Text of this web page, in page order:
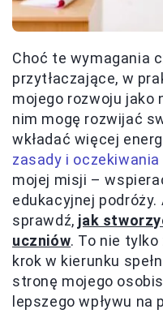
Choć te wymagania
przytłaczające, w
mojego rozwoju jako
nim mogę rozwijać
wkładać więcej
zasady i oczekiwania
mojej misji –
edukacyjnej
sprawdź, jak
uczniów. To nie tylko
krok w kierunku
stronę mojego
lepszego wpływu na